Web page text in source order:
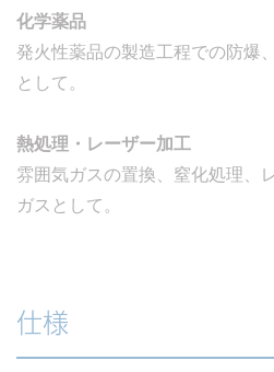
化学薬品
発火性薬品の製造工程での防爆
として。
熱処理・レーザー加工
雰囲気ガスの置換、窒化処理、
ガスとして。
仕様